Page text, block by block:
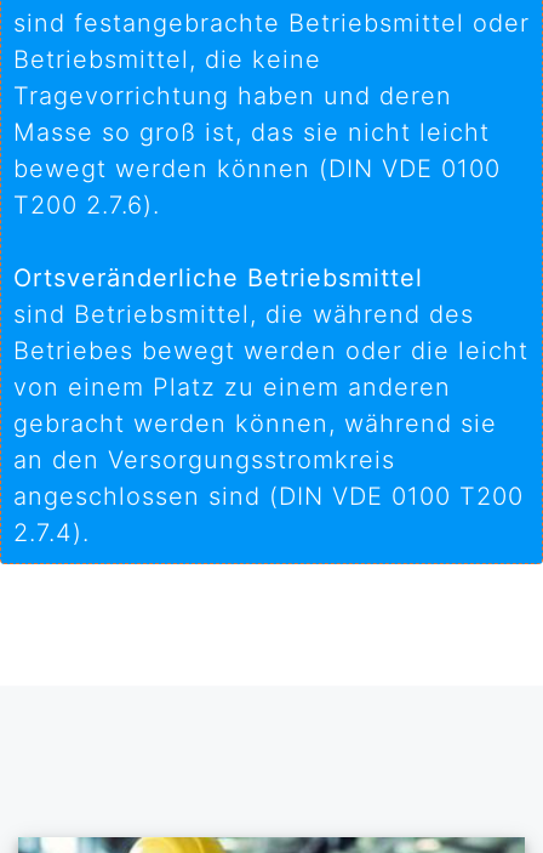
sind festangebrachte Betriebsmittel oder
Betriebsmittel, die keine
Tragevorrichtung haben und deren
Masse so groß ist, das sie nicht leicht
bewegt werden können (DIN VDE 0100
T200 2.7.6).
Ortsveränderliche Betriebsmittel
sind Betriebsmittel, die während des
Betriebes bewegt werden oder die leicht
von einem Platz zu einem anderen
gebracht werden können, während sie
an den Versorgungsstromkreis
angeschlossen sind (DIN VDE 0100 T200
2.7.4).